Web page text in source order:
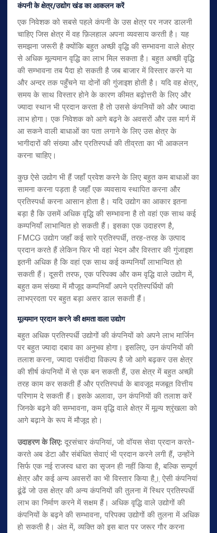
कंपनी के क्षेत्र/उद्योग खंड का आकलन करें
एक निवेशक को सबसे पहले कंपनी के उस क्षेत्र पर नजर डालनी
चाहिए जिस क्षेत्र में वह फ़िलहाल अपना व्यवसाय करती है। यह
समझना जरूरी है क्योंकि बहुत अच्छी वृद्धि की सम्भावना वाले क्षेत्र
से अधिक मूल्यमान वृद्धि का लाभ मिल सकता है। बहुत अच्छी वृद्धि
की सम्भावना तब पैदा हो सकती है जब बाजार में विस्तार करने या
और अन्दर तक पहुँचने या दोनों की गुंजाइश होती है। यदि वह क्षेत्र,
समय के साथ विस्तार होने के कारण कीमत बढ़ोत्तरी के लिए और
ज्यादा स्थान भी प्रदान करता है तो उससे कंपनियों को और ज्यादा
लाभ होगा। एक निवेशक को आगे बढ़ने के अवसरों और उस मार्ग में
आ सकने वाली बाधाओं का पता लगाने के लिए उस क्षेत्र के
भागीदारों की संख्या और प्रतिस्पर्धा की तीव्रता का भी आकलन
करना चाहिए।
कुछ ऐसे उद्योग भी हैं जहाँ प्रवेश करने के लिए बहुत कम बाधाओं का
सामना करना पड़ता है जहाँ एक व्यवसाय स्थापित करना और
प्रतिस्पर्धा करना आसान होता है। यदि उद्योग का आकार इतना
बड़ा है कि उसमें अधिक वृद्धि की सम्भावना है तो वहां एक साथ कई
कम्पनियाँ लाभान्वित हो सकती हैं। इसका एक उदाहरण है,
FMCG उद्योग जहाँ कई सारे प्रतिस्पर्धी, तरह-तरह के उत्पाद
प्रदान करते हैं लेकिन फिर भी वहां भेदन और विस्तार की गुंजाइश
इतनी अधिक है कि वहां एक साथ कई कम्पनियाँ लाभान्वित हो
सकती हैं। दूसरी तरफ, एक परिपक्व और कम वृद्धि वाले उद्योग में,
बहुत कम संख्या में मौजूद कम्पनियाँ अपने प्रतिस्पर्धियों की
लाभप्रदता पर बहुत बड़ा असर डाल सकती हैं।
मूल्यमान प्रदान करने की क्षमता वाला उद्योग
बहुत अधिक प्रतिस्पर्धी उद्योगों की कंपनियों को अपने लाभ मार्जिन
पर बहुत ज्यादा दबाव का अनुभव होगा। इसलिए, उन कंपनियों की
तलाश करना, ज्यादा पसंदीदा विकल्प है जो आगे बढ़कर उस क्षेत्र
की शीर्ष कंपनियों में से एक बन सकती हैं, उस क्षेत्र में बहुत अच्छी
तरह काम कर सकती हैं और प्रतिस्पर्धा के बावजूद मजबूत वित्तीय
परिणाम दे सकती हैं। इसके अलावा, उन कंपनियों की तलाश करें
जिनके बढ़ने की सम्भावना, कम वृद्धि वाले क्षेत्र में मूल्य श्रृंखला को
आगे बढ़ाने के रूप में मौजूद हो।
उदाहरण के लिए: दूरसंचार कंपनियां, जो वॉयस सेवा प्रदान करते-
करते अब डेटा और संबंधित सेवाएं भी प्रदान करने लगी हैं, उन्होंने
सिर्फ एक नई राजस्व धारा का सृजन ही नहीं किया है, बल्कि सम्पूर्ण
क्षेत्र और कई अन्य अवसरों का भी विस्तार किया है । ऐसी कंपनियां
ढूंढें जो उस क्षेत्र की अन्य कंपनियों की तुलना में स्थिर प्रतिस्पर्धी
लाभ का निर्माण करने में सक्षम हैं। अधिक वृद्धि वाले उद्योगों की
कंपनियों के बढ़ने की सम्भावना, परिपक्व उद्योगों की तुलना में अधिक
हो सकती है। अंत में, व्यक्ति को इस बात पर जरूर गौर करना